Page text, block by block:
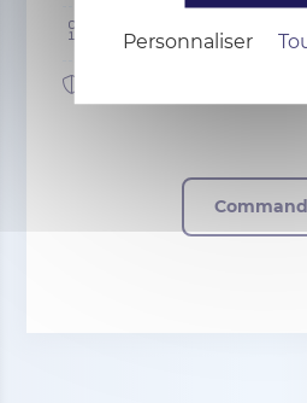
Chiffrement : 256 bit
Personnaliser